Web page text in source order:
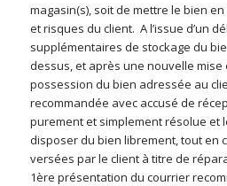
magasin(s), soit de mettre le bien
et risques du client. A l’issue d’un
supplémentaires de stockage du
dessus, et après une nouvelle
possession du bien adressée au
recommandée avec accusé de
purement et simplement résolue et
disposer du bien librement, tout en
versées par le client à titre de
1ère présentation du courrier